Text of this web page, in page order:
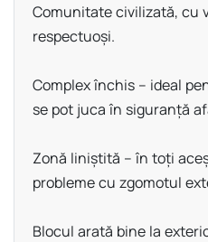
Comunitate civilizată, cu
respectuoși.
Complex închis – ideal
se pot juca în siguranță
Zonă liniștită – în toți
probleme cu zgomotul
Blocul arată bine la